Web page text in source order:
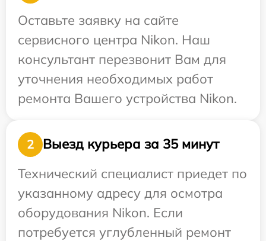
Оставьте заявку на сайте
сервисного центра Nikon. Наш
консультант перезвонит Вам для
уточнения необходимых работ
ремонта Вашего устройства Nikon.
2
Выезд курьера за 35 минут
Технический специалист приедет по
указанному адресу для осмотра
оборудования Nikon. Если
потребуется углубленный ремонт